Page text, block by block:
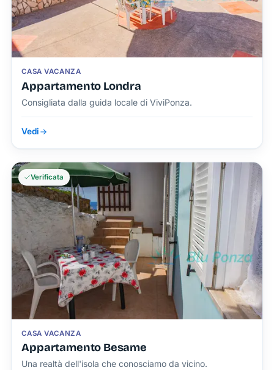
CASA VACANZA
Appartamento Londra
Consigliata dalla guida locale di ViviPonza.
Vedi
CASA VACANZA
Appartamento Besame
Una realtà dell'isola che conosciamo da vicino.
Verificata